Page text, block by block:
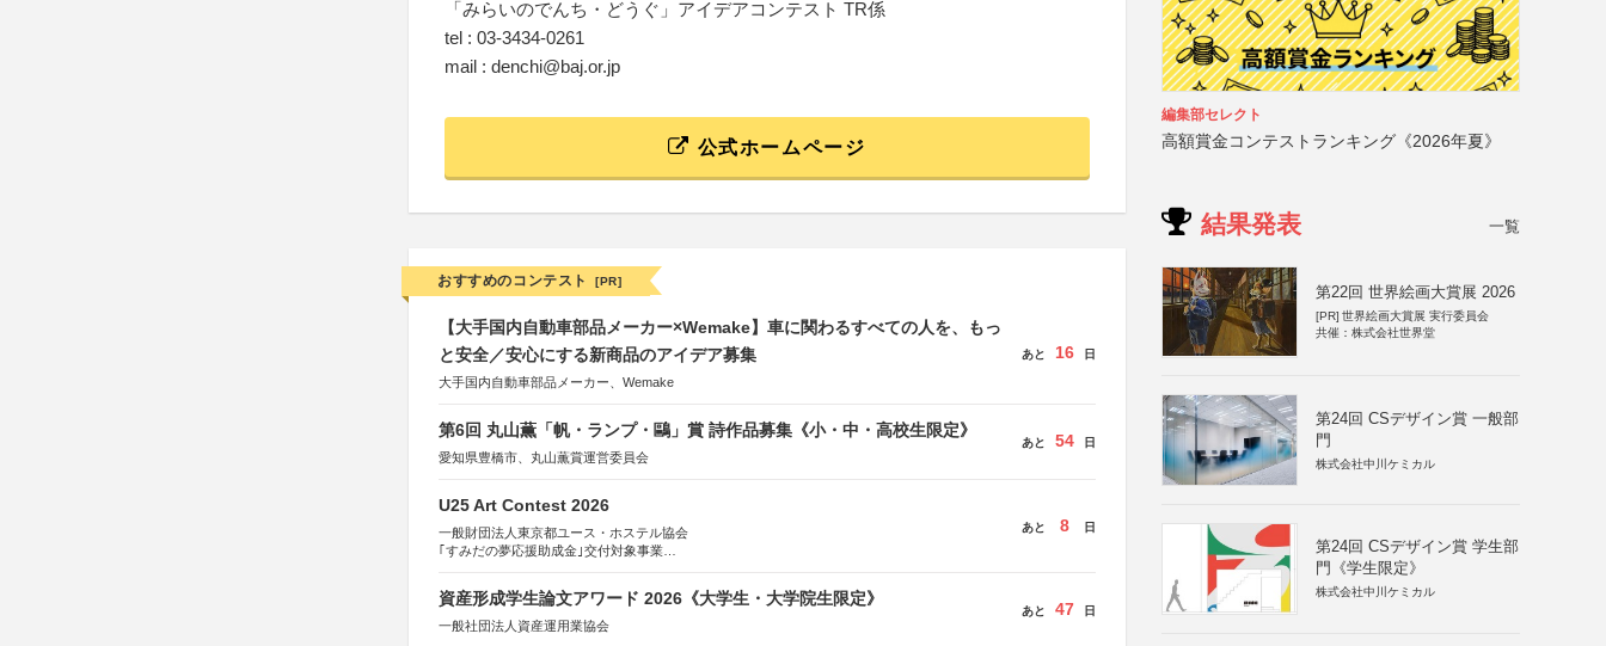
「みらいのでんち・どうぐ」アイデアコンテスト TR係
tel : 03-3434-0261
mail : denchi@baj.or.jp
公式ホームページ
おすすめのコンテスト [PR]
【大手国内自動車部品メーカー×Wemake】車に関わるすべての人を、もっ
と安全／安心にする新商品のアイデア募集
大手国内自動車部品メーカー、Wemake
あと 16 日
第6回 丸山薫「帆・ランプ・鷗」賞 詩作品募集《小・中・高校生限定》
愛知県豊橋市、丸山薫賞運営委員会
あと 54 日
U25 Art Contest 2026
一般財団法人東京都ユース・ホステル協会
｢すみだの夢応援助成金｣交付対象事業
あと 8 日
資産形成学生論文アワード 2026《大学生・大学院生限定》
一般社団法人資産運用業協会
あと 47 日
編集部セレクト
高額賞金コンテストランキング《2026年夏》
結果発表 一覧
第22回 世界絵画大賞展 2026
[PR] 世界絵画大賞展 実行委員会
共催：株式会社世界堂
第24回 CSデザイン賞 一般部
門
株式会社中川ケミカル
第24回 CSデザイン賞 学生部
門《学生限定》
株式会社中川ケミカル